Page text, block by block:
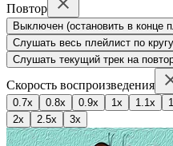
Повтор
Выключен (остановить в конце
Слушать весь плейлист по кругу
Слушать текущий трек на
Скорость воспроизведения
0.7x 0.8x 0.9x 1x 1.1x
2x
2.5x 3x